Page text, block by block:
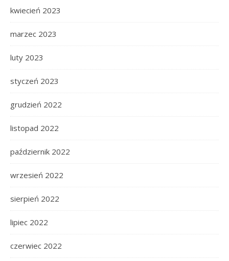
kwiecień 2023
marzec 2023
luty 2023
styczeń 2023
grudzień 2022
listopad 2022
październik 2022
wrzesień 2022
sierpień 2022
lipiec 2022
czerwiec 2022